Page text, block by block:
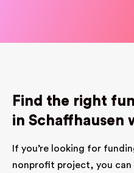
Find the right
in Schaffhausen
If you’re looking for
nonprofit project, you can